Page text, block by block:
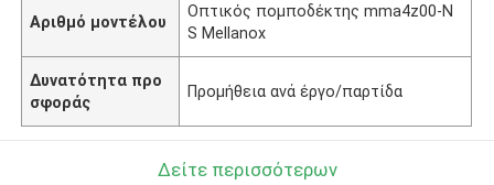
Αριθμό μοντέλου
Οπτικός πομποδέκτης mma4z00-N
S Mellanox
Δυνατότητα προ
σφοράς
Προμήθεια ανά έργο/παρτίδα
Δείτε περισσότερων